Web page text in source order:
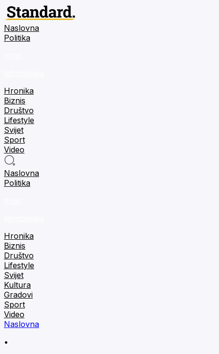
Naslovna
Politika
Hronika
Biznis
Društvo
Lifestyle
Svijet
Sport
Video
Naslovna
Politika
Hronika
Biznis
Društvo
Lifestyle
Svijet
Kultura
Gradovi
Sport
Video
Naslovna
•